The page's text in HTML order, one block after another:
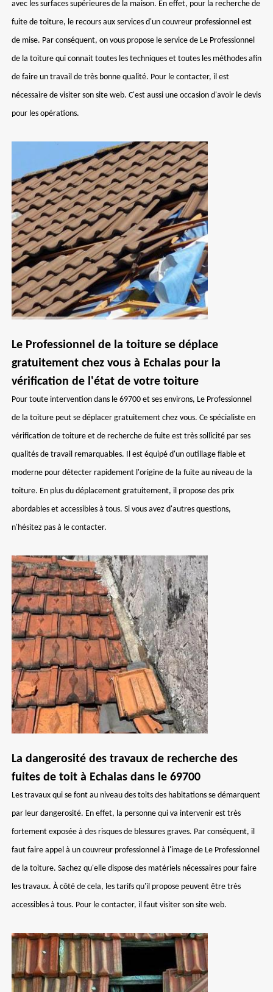
avec les surfaces supérieures de la maison. En effet, pour la recherche de
fuite de toiture, le recours aux services d'un couvreur professionnel est
de mise. Par conséquent, on vous propose le service de Le Professionnel
de la toiture qui connait toutes les techniques et toutes les méthodes afin
de faire un travail de très bonne qualité. Pour le contacter, il est
nécessaire de visiter son site web. C'est aussi une occasion d'avoir le devis
pour les opérations.
Le Professionnel de la toiture se déplace
gratuitement chez vous à Echalas pour la
vérification de l'état de votre toiture
Pour toute intervention dans le 69700 et ses environs, Le Professionnel
de la toiture peut se déplacer gratuitement chez vous. Ce spécialiste en
vérification de toiture et de recherche de fuite est très sollicité par ses
qualités de travail remarquables. Il est équipé d'un outillage fiable et
moderne pour détecter rapidement l'origine de la fuite au niveau de la
toiture. En plus du déplacement gratuitement, il propose des prix
abordables et accessibles à tous. Si vous avez d'autres questions,
n'hésitez pas à le contacter.
La dangerosité des travaux de recherche des
fuites de toit à Echalas dans le 69700
Les travaux qui se font au niveau des toits des habitations se démarquent
par leur dangerosité. En effet, la personne qui va intervenir est très
fortement exposée à des risques de blessures graves. Par conséquent, il
faut faire appel à un couvreur professionnel à l'image de Le Professionnel
de la toiture. Sachez qu'elle dispose des matériels nécessaires pour faire
les travaux. À côté de cela, les tarifs qu'il propose peuvent être très
accessibles à tous. Pour le contacter, il faut visiter son site web.